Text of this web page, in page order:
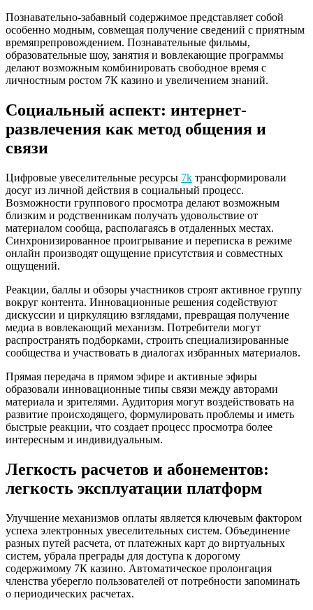
Познавательно-забавный содержимое представляет собой
особенно модным, совмещая получение сведений с приятным
времяпрепровождением. Познавательные фильмы,
образовательные шоу, занятия и вовлекающие программы
делают возможным комбинировать свободное время с
личностным ростом 7К казино и увеличением знаний.
Социальный аспект: интернет-
развлечения как метод общения и
связи
Цифровые увеселительные ресурсы 7k трансформировали
досуг из личной действия в социальный процесс.
Возможности группового просмотра делают возможным
близким и родственникам получать удовольствие от
материалом сообща, располагаясь в отдаленных местах.
Синхронизированное проигрывание и переписка в режиме
онлайн производят ощущение присутствия и совместных
ощущений.
Реакции, баллы и обзоры участников строят активное группу
вокруг контента. Инновационные решения содействуют
дискуссии и циркуляцию взглядами, превращая получение
медиа в вовлекающий механизм. Потребители могут
распространять подборками, строить специализированные
сообщества и участвовать в диалогах избранных материалов.
Прямая передача в прямом эфире и активные эфиры
образовали инновационные типы связи между авторами
материала и зрителями. Аудитория могут воздействовать на
развитие происходящего, формулировать проблемы и иметь
быстрые реакции, что создает процесс просмотра более
интересным и индивидуальным.
Легкость расчетов и абонементов:
легкость эксплуатации платформ
Улучшение механизмов оплаты является ключевым фактором
успеха электронных увеселительных систем. Объединение
разных путей расчета, от платежных карт до виртуальных
систем, убрала преграды для доступа к дорогому
содержимому 7К казино. Автоматическое пролонгация
членства уберегло пользователей от потребности запоминать
о периодических расчетах.